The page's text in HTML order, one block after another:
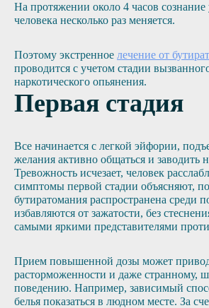
На протяжении около 4 часов
человека несколько раз меняется.
Поэтому экстренное лечение от
проводится с учетом стадии
наркотического опьянения.
Первая стадия
Все начинается с легкой эйфории,
желания активно общаться и заводить
Тревожность исчезает, человек
симптомы первой стадии объясняют,
бутиратомания распространена среди
избавляются от зажатости, без
самыми яркими представителями
Прием повышенной дозы может
расторможенности и даже странному,
поведению. Например, зависимый
белья показаться в людном месте. За